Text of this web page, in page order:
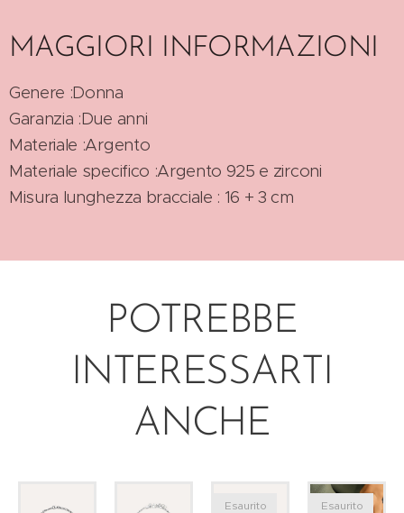
MAGGIORI INFORMAZIONI
Genere :Donna
Garanzia :Due anni
Materiale :Argento
Materiale specifico :Argento 925 e zirconi
Misura lunghezza bracciale : 16 + 3 cm
POTREBBE
INTERESSARTI
ANCHE
Esaurito Esaurito